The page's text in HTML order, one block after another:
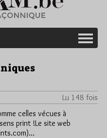
Lu 148 fois
celles vécues à
print !Le site web